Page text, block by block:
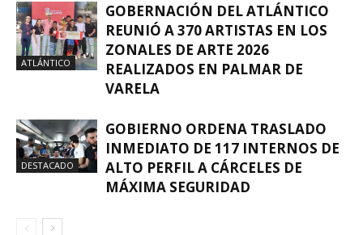
ATLÁNTICO
GOBERNACIÓN DEL ATLÁNTICO
REUNIÓ A 370 ARTISTAS EN LOS
ZONALES DE ARTE 2026
REALIZADOS EN PALMAR DE
VARELA
DESTACADO
GOBIERNO ORDENA TRASLADO
INMEDIATO DE 117 INTERNOS DE
ALTO PERFIL A CÁRCELES DE
MÁXIMA SEGURIDAD